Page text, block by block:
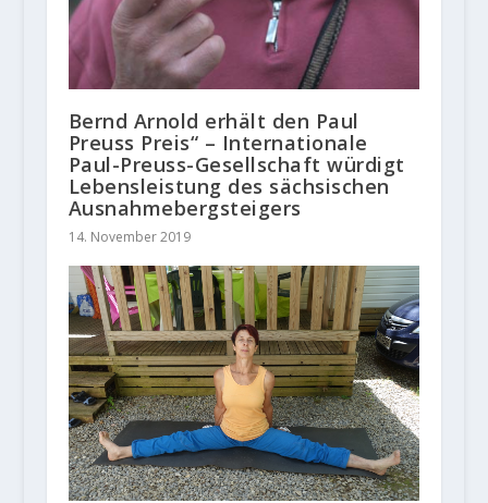
Bernd Arnold erhält den Paul
Preuss Preis“ – Internationale
Paul-Preuss-Gesellschaft würdigt
Lebensleistung des sächsischen
Ausnahmebergsteigers
14. November 2019